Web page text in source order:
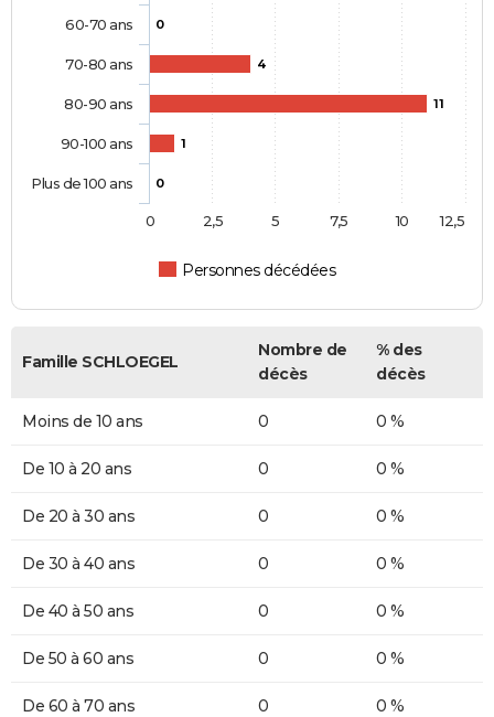
0
4
11
1
0
Personnes décédées
60-70 ans
70-80 ans
80-90 ans
90-100 ans
Plus de 100 ans
0 10
2,5 5 7,5 12,5
Famille SCHLOEGEL
Nombre de
décès
% des
décès
Moins de 10 ans 0 0 %
De 10 à 20 ans 0 0 %
De 20 à 30 ans 0 0 %
De 30 à 40 ans 0 0 %
De 40 à 50 ans 0 0 %
De 50 à 60 ans 0 0 %
De 60 à 70 ans 0 0 %